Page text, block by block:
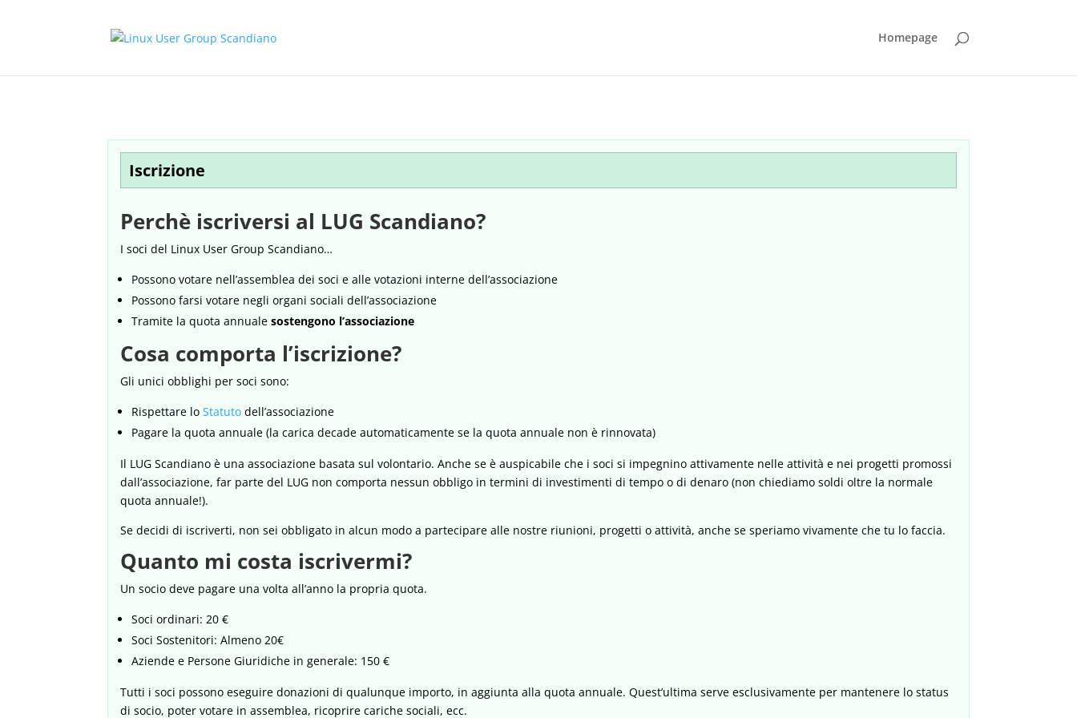
Homepage
Iscrizione
Perchè iscriversi al LUG Scandiano?
I soci del Linux User Group Scandiano…
Possono votare nell’assemblea dei soci e alle votazioni interne dell’associazione
Possono farsi votare negli organi sociali dell’associazione
Tramite la quota annuale sostengono l’associazione
Cosa comporta l’iscrizione?
Gli unici obblighi per soci sono:
Rispettare lo Statuto dell’associazione
Pagare la quota annuale (la carica decade automaticamente se la quota annuale non è rinnovata)
Il LUG Scandiano è una associazione basata sul volontario. Anche se è auspicabile che i soci si impegnino attivamente nelle attività e nei progetti promossi
dall’associazione, far parte del LUG non comporta nessun obbligo in termini di investimenti di tempo o di denaro (non chiediamo soldi oltre la normale
quota annuale!).
Se decidi di iscriverti, non sei obbligato in alcun modo a partecipare alle nostre riunioni, progetti o attività, anche se speriamo vivamente che tu lo faccia.
Quanto mi costa iscrivermi?
Un socio deve pagare una volta all’anno la propria quota.
Soci ordinari: 20 €
Soci Sostenitori: Almeno 20€
Aziende e Persone Giuridiche in generale: 150 €
Tutti i soci possono eseguire donazioni di qualunque importo, in aggiunta alla quota annuale. Quest’ultima serve esclusivamente per mantenere lo status
di socio, poter votare in assemblea, ricoprire cariche sociali, ecc.